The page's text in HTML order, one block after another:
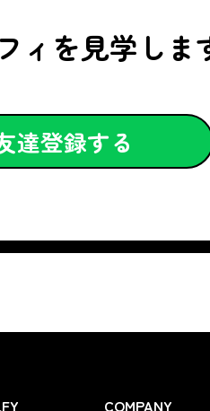
ィを見学しま
達登録する
COMPANY